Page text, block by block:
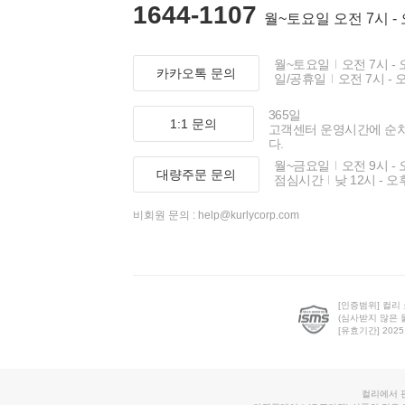
1644-1107 월~토요일 오전 7시 -
카카오톡 문의
월~토요일
오전 7시 -
일/공휴일
오전 7시 -
1:1 문의
365일
고객센터 운영시간에 순
다.
대량주문 문의
월~금요일
오전 9시 -
점심시간
낮 12시 - 오
비회원 문의 : help@kurlycorp.com
[인증범위] 컬리
(심사받지 않은
[유효기간]
컬리에서